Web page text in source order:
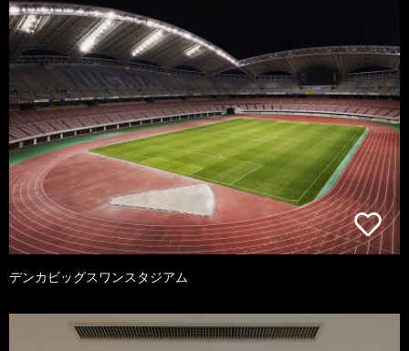
デンカビッグスワンスタジアム